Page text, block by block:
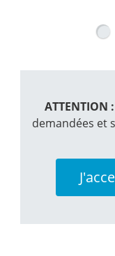
ATTENTION :
demandées et